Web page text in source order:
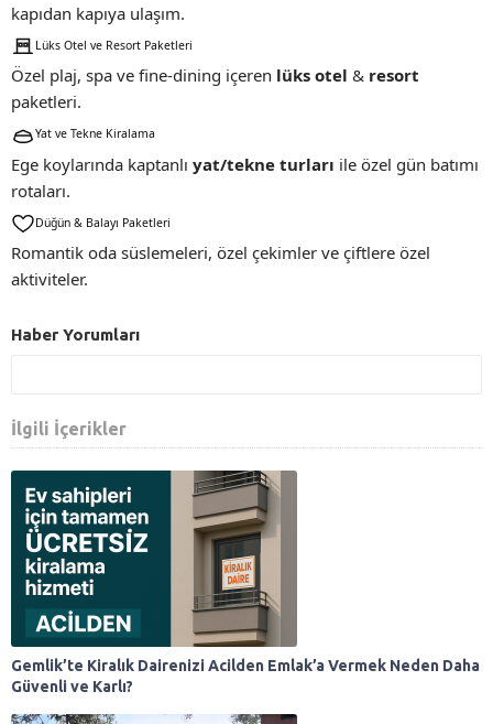
kapıdan kapıya ulaşım.
Lüks Otel ve Resort Paketleri
Özel plaj, spa ve fine-dining içeren lüks otel & resort
paketleri.
Yat ve Tekne Kiralama
Ege koylarında kaptanlı yat/tekne turları ile özel gün batımı
rotaları.
Düğün & Balayı Paketleri
Romantik oda süslemeleri, özel çekimler ve çiftlere özel
aktiviteler.
Haber Yorumları
İlgili İçerikler
Gemlik’te Kiralık Dairenizi Acilden Emlak’a Vermek Neden Daha
Güvenli ve Karlı?